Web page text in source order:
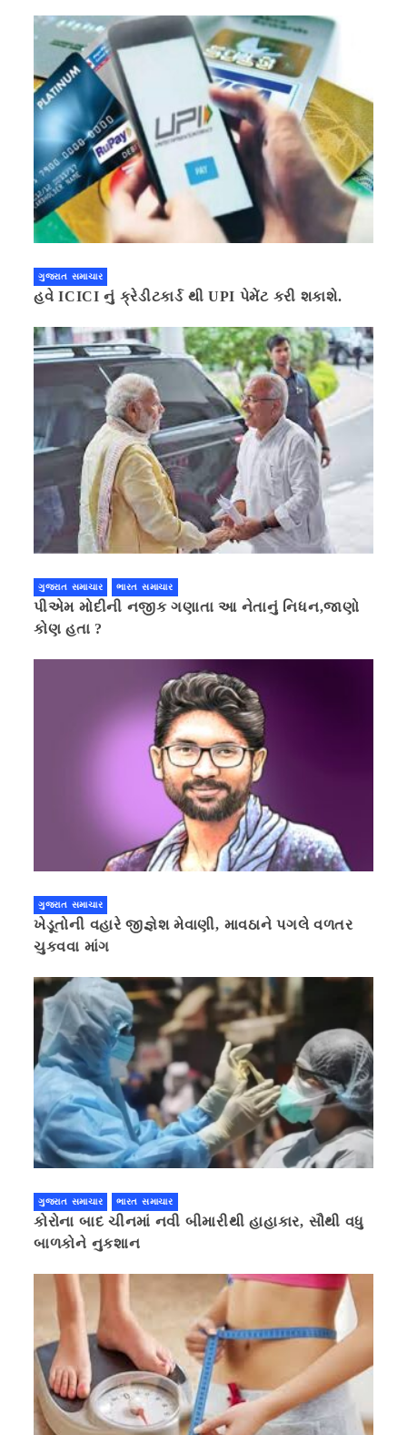
ગુજરાત સમાચાર
હવે ICICI નું ક્રેડીટકાર્ડ થી UPI પેમેંટ કરી શકાશે.
ગુજરાત સમાચાર ભારત સમાચાર
પીએમ મોદીની નજીક ગણાતા આ નેતાનું નિધન,જાણો
કોણ હતા ?
ગુજરાત સમાચાર
ખેડૂતોની વહારે જીજ્ઞેશ મેવાણી, માવઠાને પગલે વળતર
ચુકવવા માંગ
ગુજરાત સમાચાર ભારત સમાચાર
કોરોના બાદ ચીનમાં નવી બીમારીથી હાહાકાર, સૌથી વધુ
બાળકોને નુકશાન